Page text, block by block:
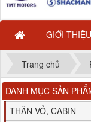
GIỚI THIỆU
Trang chủ
DANH MỤC SẢN
THÂN VỎ, CABIN
Gương chiếu hậu
JH6 có sấy...